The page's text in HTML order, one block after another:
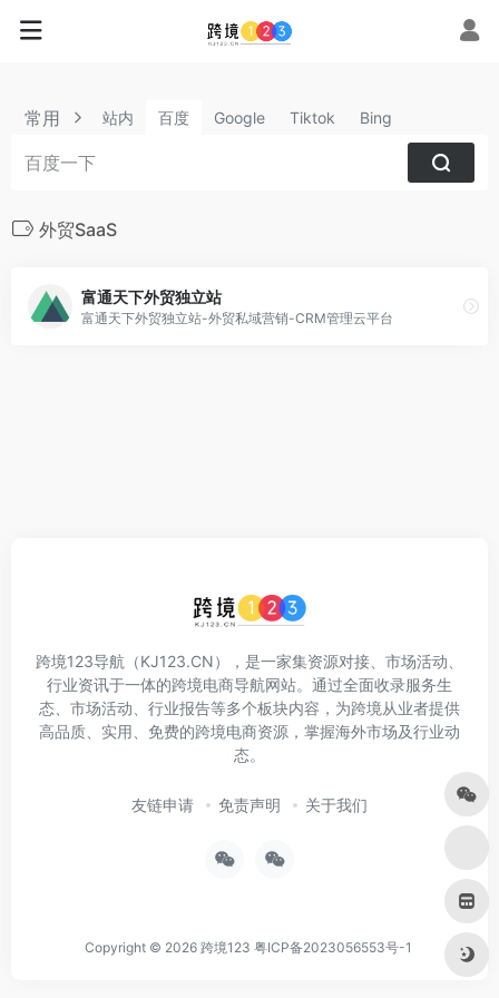
常用 站内 百度 Google Tiktok Bing
外贸SaaS
富通天下外贸独立站
富通天下外贸独立站-外贸私域营销-CRM管理云平台
跨境123导航（KJ123.CN），是一家集资源对接、市场活动、
行业资讯于一体的跨境电商导航网站。通过全面收录服务生
态、市场活动、行业报告等多个板块内容，为跨境从业者提供
高品质、实用、免费的跨境电商资源，掌握海外市场及行业动
态。
友链申请 免责声明 关于我们
Copyright © 2026 跨境123 粤ICP备2023056553号-1